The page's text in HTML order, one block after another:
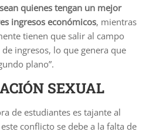
quienes tengan un mejor
ingresos económicos, mientras
tienen que salir al campo
ingresos, lo que genera que
plano”.
SEXUAL
de estudiantes es tajante al
conflicto se debe a la falta de